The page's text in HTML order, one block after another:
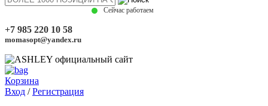
Сейчас работаем
+7 985 220 10 58
momasopt@yandex.ru
Корзина
Вход /Регистрация